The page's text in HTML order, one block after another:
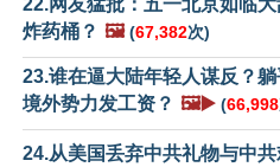
22.网友猛批：五一北京如临
炸药桶？ 🖼️ (67,382次)
23.谁在逼大陆年轻人谋反？躺
境外势力发工资？ 🖼️▶️ (66,998
24.从美国丢弃中共礼物与中